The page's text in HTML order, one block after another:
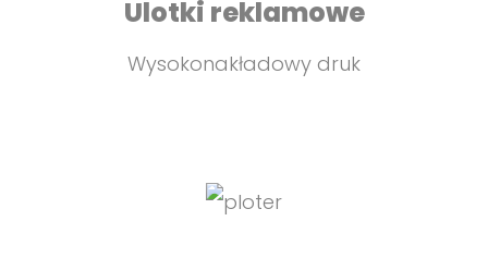
Ulotki reklamowe
Wysokonakładowy druk